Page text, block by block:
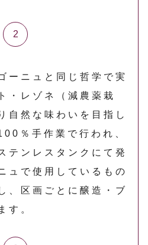
ーニュと同じ哲学で実
・レゾネ（減農薬栽
自然な味わいを目指し
％手作業で行われ、
テンレスタンクにて発
ュで使用しているもの
、区画ごとに醸造・ブ
す。